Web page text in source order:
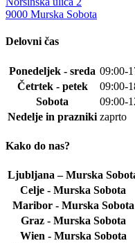
9000 Murska Sobota
Delovni čas
Ponedeljek - sreda 09:00-
Četrtek - petek
09:00-
Sobota
09:00-
Nedelje in prazniki zaprto
Kako do nas?
Ljubljana – Murska
Celje - Murska Sobota
Maribor - Murska Sobota
Graz - Murska Sobota
Wien - Murska Sobota